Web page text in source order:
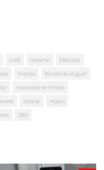
coifa conserto
Eleticista
marido
Marido de aluguel
montador de móveis
reparar
reparo
SBO